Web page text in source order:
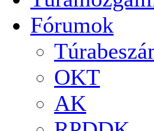
Fórumok
OKT
AK